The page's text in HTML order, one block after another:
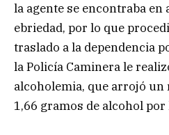
la agente se encontraba en
ebriedad, por lo que
traslado a la dependencia
la Policía Caminera le
alcoholemia, que arrojó
1,66 gramos de alcohol